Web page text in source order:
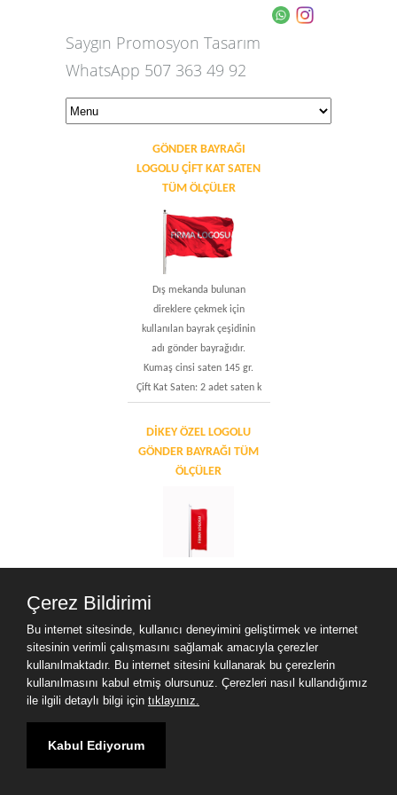
Saygın Promosyon Tasarım
WhatsApp 507 363 49 92
GÖNDER BAYRAĞI
LOGOLU ÇIFT KAT SATEN
TÜM ÖLÇÜLER
Dış mekanda bulunan
direklere çekmek için
kullanılan bayrak çeşidinin
adı gönder bayrağıdır.
Kumaş cinsi saten 145 gr.
Çift Kat Saten: 2 adet saten k
DIKEY ÖZEL LOGOLU
GÖNDER BAYRAĞI TÜM
ÖLÇÜLER
kullanılan bayrak çeşidinin
adı gönder bayrağıdır. Tek
fark dikey kullanıma özel
olup bayrak da dikeydir. G
Çerez Bildirimi
Bu internet sitesinde, kullanıcı deneyimini geliştirmek ve internet
sitesinin verimli çalışmasını sağlamak amacıyla çerezler
kullanılmaktadır. Bu internet sitesini kullanarak bu çerezlerin
kullanılmasını kabul etmiş olursunuz. Çerezleri nasıl kullandığımız
ile ilgili detaylı bilgi için tıklayınız.
Kabul Ediyorum